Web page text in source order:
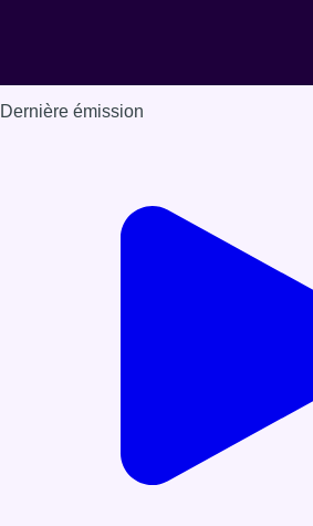
Dernière émission